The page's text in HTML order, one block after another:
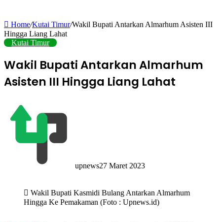
Home/Kutai Timur/Wakil Bupati Antarkan Almarhum Asisten III
Hingga Liang Lahat
Kutai Timur
Wakil Bupati Antarkan Almarhum
Asisten III Hingga Liang Lahat
upnews27 Maret 2023
Wakil Bupati Kasmidi Bulang Antarkan Almarhum
Hingga Ke Pemakaman (Foto : Upnews.id)